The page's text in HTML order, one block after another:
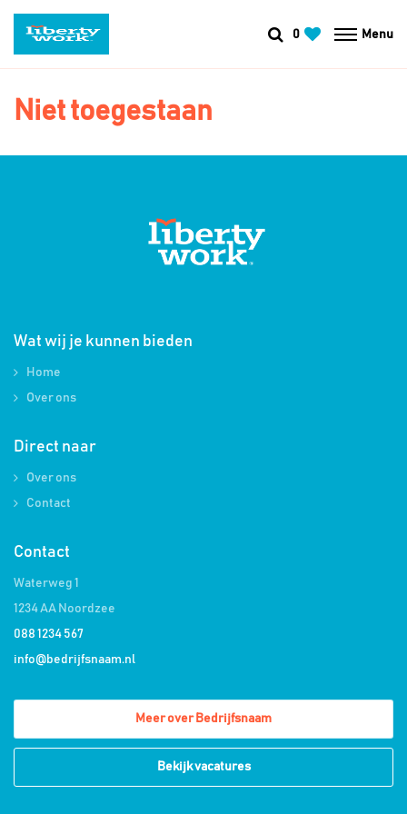
0 Menu
Niet toegestaan
Wat wij je kunnen bieden
Home
Over ons
Direct naar
Over ons
Contact
Contact
Waterweg 1
1234 AA Noordzee
088 1234 567
info@bedrijfsnaam.nl
Meer over Bedrijfsnaam
Bekijk vacatures